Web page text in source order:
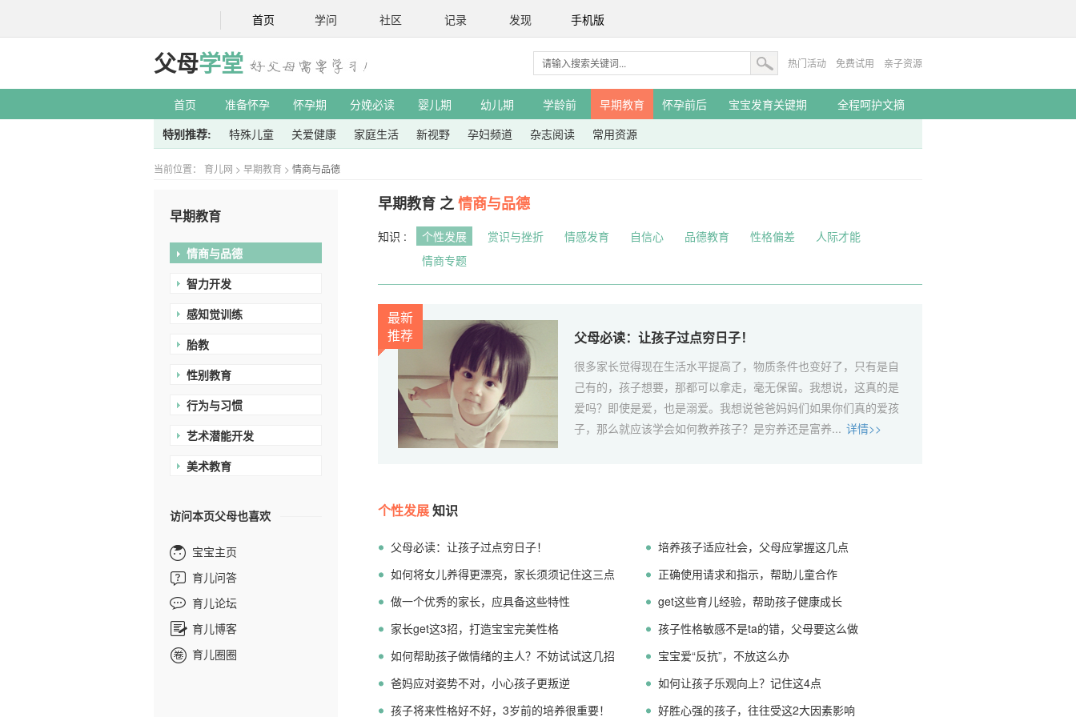
首页 学问 社区 记录 发现 手机版
父母学堂 热门活动 免费试用 亲子资源
首页 准备怀孕 怀孕期 分娩必读 婴儿期 幼儿期 学龄前 早期教育 怀孕前后 宝宝发育关键期
全程呵护文摘
特别推荐:
特殊儿童 关爱健康 家庭生活 新视野 孕妇频道 杂志阅读 常用资源
当前位置： 育儿网 > 早期教育 > 情商与品德
早期教育
情商与品德
智力开发
感知觉训练
胎教
性别教育
行为与习惯
艺术潜能开发
美术教育
访问本页父母也喜欢
宝宝主页
育儿问答
育儿论坛
育儿博客
育儿圈圈
早期教育 之情商与品德
知识 : 个性发展 赏识与挫折 情感发育 自信心 品德教育 性格偏差
人际才能
情商专题
父母必读：让孩子过点穷日子！
很多家长觉得现在生活水平提高了，物质条件也变好了，只有是自
己有的，孩子想要，那都可以拿走，毫无保留。我想说，这真的是
爱吗？即使是爱，也是溺爱。我想说爸爸妈妈们如果你们真的爱孩
子，那么就应该学会如何教养孩子？是穷养还是富养... 详情>>
最新
推荐
个性发展知识
父母必读：让孩子过点穷日子！
培养孩子适应社会，父母应掌握这几点
如何将女儿养得更漂亮，家长须须记住这三点
正确使用请求和指示，帮助儿童合作
做一个优秀的家长，应具备这些特性
get这些育儿经验，帮助孩子健康成长
家长get这3招，打造宝宝完美性格
孩子性格敏感不是ta的错，父母要这么做
如何帮助孩子做情绪的主人？不妨试试这几招
宝宝爱“反抗”，不放这么办
爸妈应对姿势不对，小心孩子更叛逆
如何让孩子乐观向上？记住这4点
孩子将来性格好不好，3岁前的培养很重要！
好胜心强的孩子，往往受这2大因素影响